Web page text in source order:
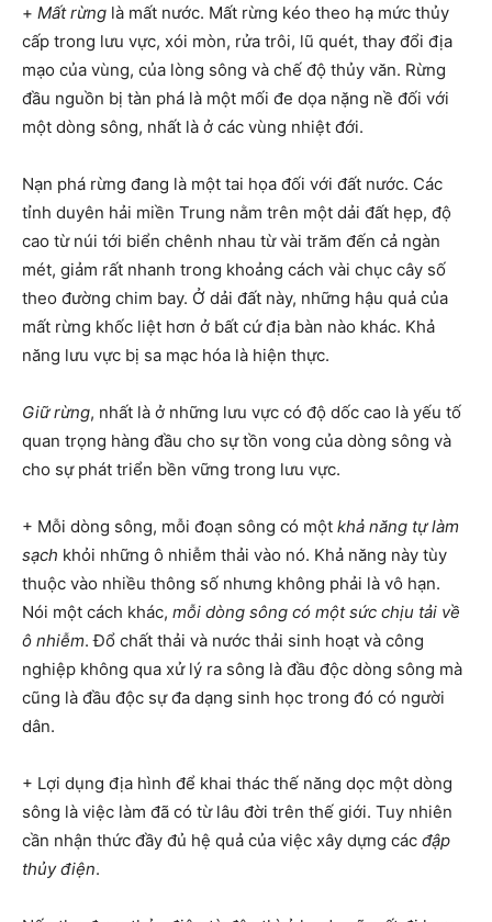
+ Mất rừng là mất nước. Mất rừng kéo theo hạ mức thủy
cấp trong lưu vực, xói mòn, rửa trôi, lũ quét, thay đổi địa
mạo của vùng, của lòng sông và chế độ thủy văn. Rừng
đầu nguồn bị tàn phá là một mối đe dọa nặng nề đối với
một dòng sông, nhất là ở các vùng nhiệt đới.
Nạn phá rừng đang là một tai họa đối với đất nước. Các
tỉnh duyên hải miền Trung nằm trên một dải đất hẹp, độ
cao từ núi tới biển chênh nhau từ vài trăm đến cả ngàn
mét, giảm rất nhanh trong khoảng cách vài chục cây số
theo đường chim bay. Ở dải đất này, những hậu quả của
mất rừng khốc liệt hơn ở bất cứ địa bàn nào khác. Khả
năng lưu vực bị sa mạc hóa là hiện thực.
Giữ rừng, nhất là ở những lưu vực có độ dốc cao là yếu tố
quan trọng hàng đầu cho sự tồn vong của dòng sông và
cho sự phát triển bền vững trong lưu vực.
+ Mỗi dòng sông, mỗi đoạn sông có một khả năng tự làm
sạch khỏi những ô nhiễm thải vào nó. Khả năng này tùy
thuộc vào nhiều thông số nhưng không phải là vô hạn.
Nói một cách khác, mỗi dòng sông có một sức chịu tải về
ô nhiễm. Đổ chất thải và nước thải sinh hoạt và công
nghiệp không qua xử lý ra sông là đầu độc dòng sông mà
cũng là đầu độc sự đa dạng sinh học trong đó có người
dân.
+ Lợi dụng địa hình để khai thác thế năng dọc một dòng
sông là việc làm đã có từ lâu đời trên thế giới. Tuy nhiên
cần nhận thức đầy đủ hệ quả của việc xây dựng các đập
thủy điện.